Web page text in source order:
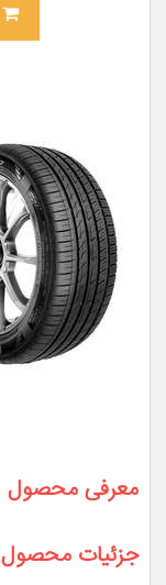
معرفی محصول
جزئیات محصول